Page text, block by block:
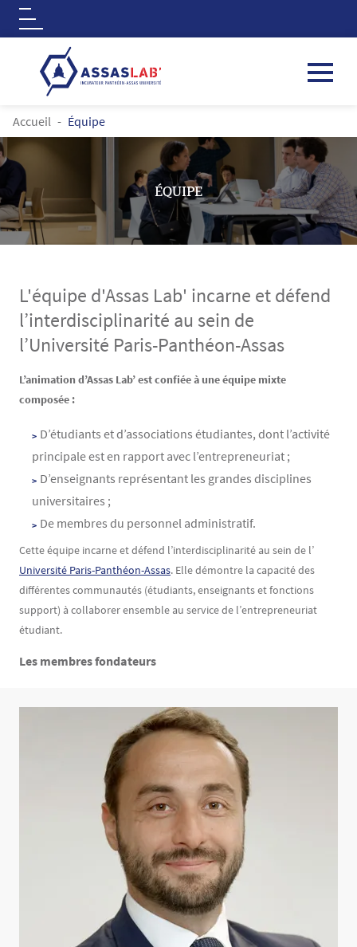
Aller au contenu principal
FIL D'ARIANE
Accueil Équipe
ÉQUIPE
L'équipe d'Assas Lab' incarne et défend
l’interdisciplinarité au sein de
l’Université Paris-Panthéon-Assas
Contenu
Texte
L’animation d’Assas Lab’ est confiée à une équipe mixte
composée :
D’étudiants et d’associations étudiantes, dont l’activité
principale est en rapport avec l’entrepreneuriat ;
D’enseignants représentant les grandes disciplines
universitaires ;
De membres du personnel administratif.
Cette équipe incarne et défend l’interdisciplinarité au sein de l’
Université Paris-Panthéon-Assas. Elle démontre la capacité des
différentes communautés (étudiants, enseignants et fonctions
support) à collaborer ensemble au service de l’entrepreneuriat
étudiant.
Les membres fondateurs